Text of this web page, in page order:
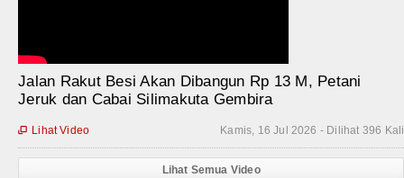
Jalan Rakut Besi Akan Dibangun Rp 13 M, Petani
Jeruk dan Cabai Silimakuta Gembira
Kamis, 16 Jul 2026 - Dilihat 396 Kali
 Lihat Video
Lihat Semua Video